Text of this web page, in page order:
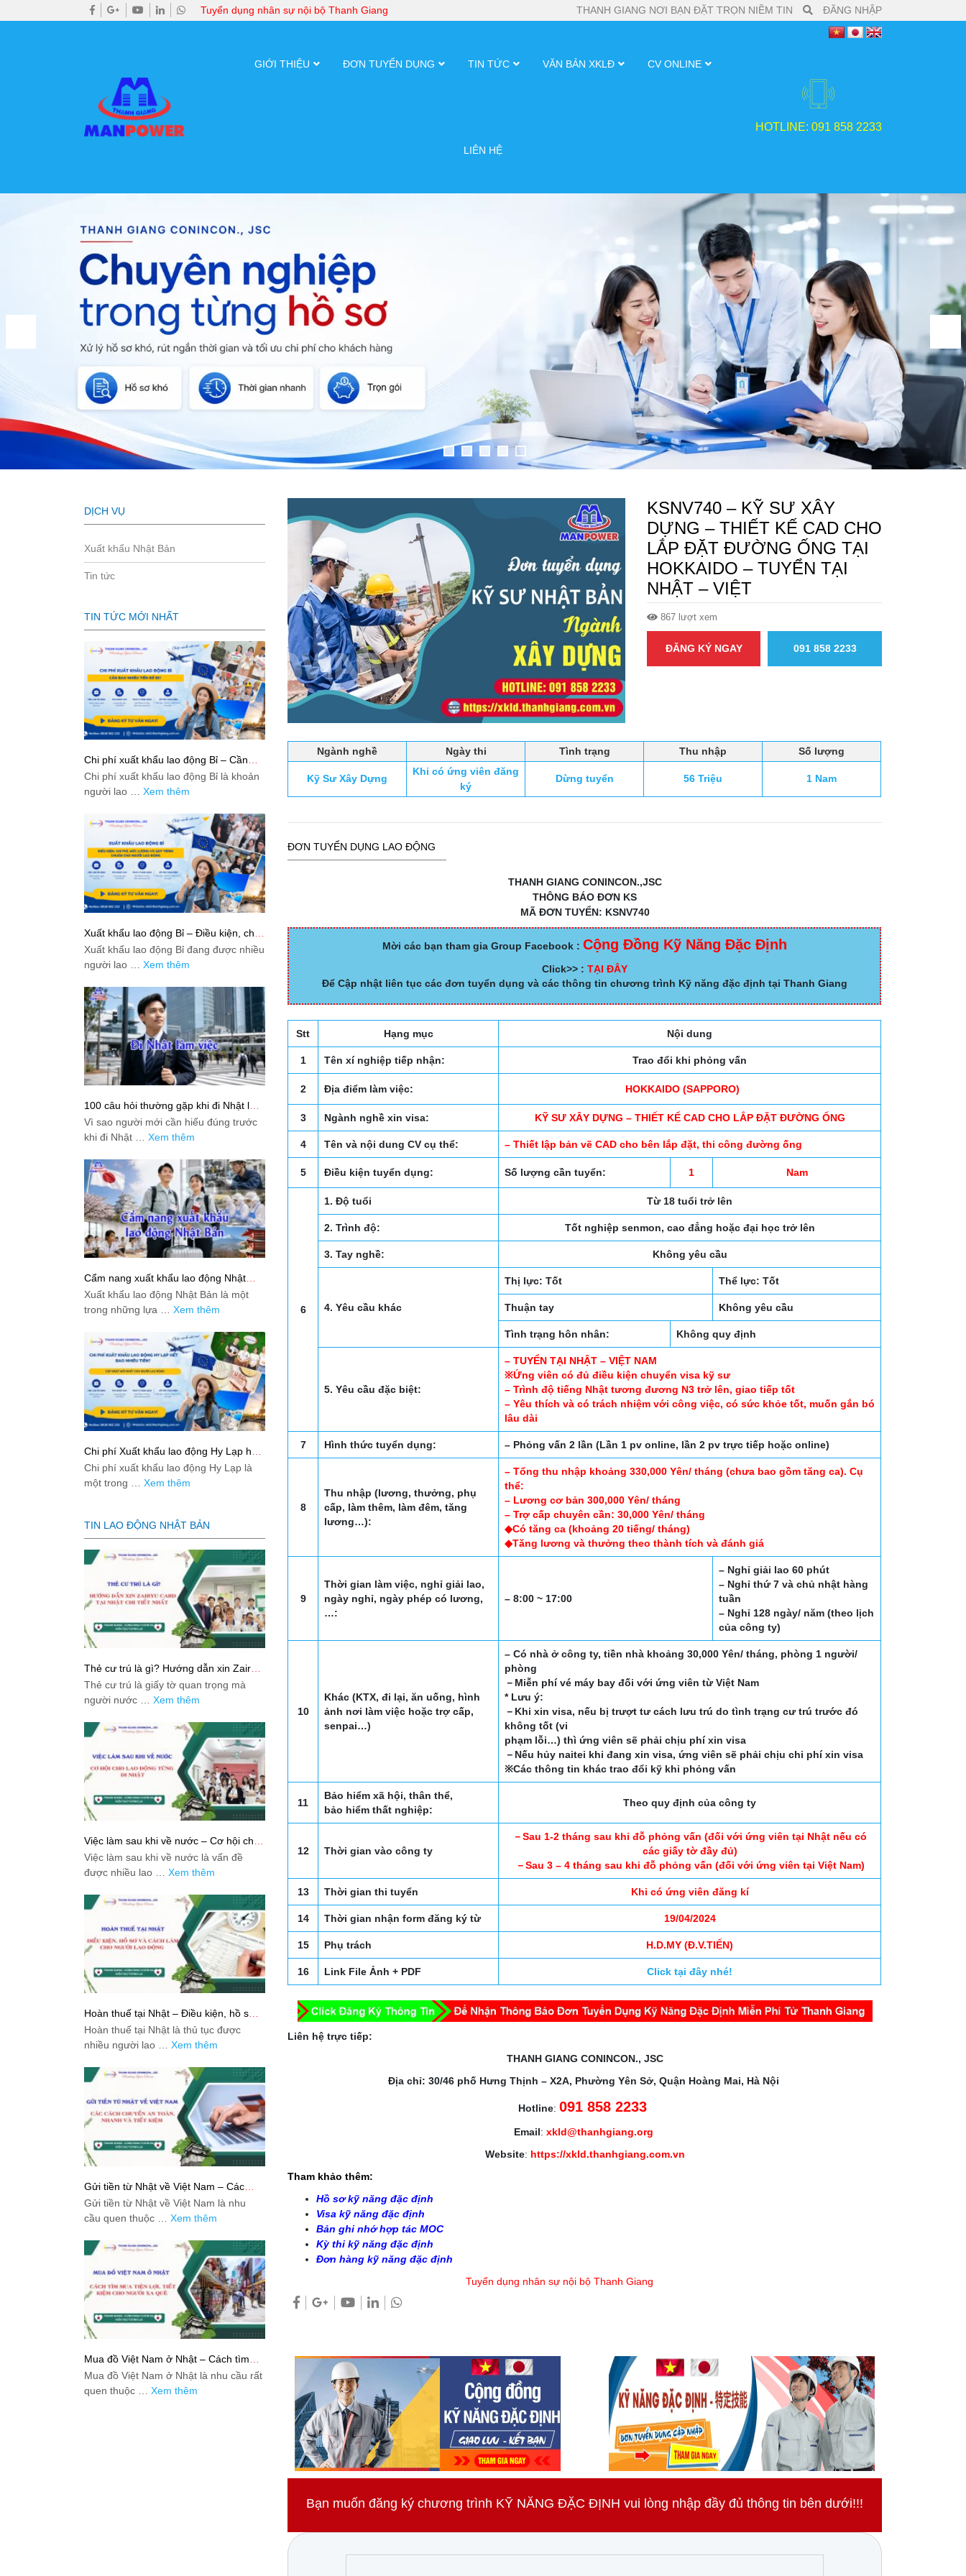
Tuyển dụng nhân sự nội bộ Thanh Giang THANH GIANG NƠI BẠN ĐẶT TRỌN NIỀM TIN ĐĂNG NHẬP
GIỚI THIỆU ĐƠN TUYỂN DỤNG TIN TỨC VĂN BẢN XKLĐ CV ONLINE
LIÊN HỆ
HOTLINE: 091 858 2233
KSNV740 – KỸ SƯ XÂY
DỰNG – THIẾT KẾ CAD CHO
LẮP ĐẶT ĐƯỜNG ỐNG TẠI
HOKKAIDO – TUYỂN TẠI
NHẬT – VIỆT
867 lượt xem
ĐĂNG KÝ NGAY 091 858 2233
Ngành nghề Ngày thi Tình trạng Thu nhập Số lượng
Kỹ Sư Xây Dựng
Khi có ứng viên đăng
ký
Dừng tuyển 56 Triệu 1 Nam
ĐƠN TUYỂN DỤNG LAO ĐỘNG
THANH GIANG CONINCON.,JSC
THÔNG BÁO ĐƠN KS
MÃ ĐƠN TUYỂN: KSNV740
Mời các bạn tham gia Group Facebook : Cộng Đồng Kỹ Năng Đặc Định
Click>> : TẠI ĐÂY
Để Cập nhật liên tục các đơn tuyển dụng và các thông tin chương trình Kỹ năng đặc định tại Thanh Giang
Stt Hạng mục Nội dung
1 Tên xí nghiệp tiếp nhận: Trao đổi khi phỏng vấn
2 Địa điểm làm việc: HOKKAIDO (SAPPORO)
3 Ngành nghề xin visa: KỸ SƯ XÂY DỰNG – THIẾT KẾ CAD CHO LẮP ĐẶT ĐƯỜNG ỐNG
4 Tên và nội dung CV cụ thể: – Thiết lập bản vẽ CAD cho bên lắp đặt, thi công đường ống
5 Điều kiện tuyển dụng: Số lượng cần tuyển: 1 Nam
6
1. Độ tuổi Từ 18 tuổi trở lên
2. Trình độ: Tốt nghiệp senmon, cao đẳng hoặc đại học trở lên
3. Tay nghề: Không yêu cầu
4. Yêu cầu khác
Thị lực: Tốt Thể lực: Tốt
Thuận tay Không yêu cầu
Tình trạng hôn nhân: Không quy định
5. Yêu cầu đặc biệt:
– TUYỂN TẠI NHẬT – VIỆT NAM
※Ứng viên có đủ điều kiện chuyển visa kỹ sư
– Trình độ tiếng Nhật tương đương N3 trở lên, giao tiếp tốt
– Yêu thích và có trách nhiệm với công việc, có sức khỏe tốt, muốn gắn bó
lâu dài
7 Hình thức tuyển dụng: – Phỏng vấn 2 lần (Lần 1 pv online, lần 2 pv trực tiếp hoặc online)
8
Thu nhập (lương, thưởng, phụ
cấp, làm thêm, làm đêm, tăng
lương…):
– Tổng thu nhập khoảng 330,000 Yên/ tháng (chưa bao gồm tăng ca). Cụ
thể:
– Lương cơ bản 300,000 Yên/ tháng
– Trợ cấp chuyên cần: 30,000 Yên/ tháng
◆Có tăng ca (khoảng 20 tiếng/ tháng)
◆Tăng lương và thưởng theo thành tích và đánh giá
9
Thời gian làm việc, nghỉ giải lao,
ngày nghỉ, ngày phép có lương,
…:
– 8:00 ~ 17:00
– Nghỉ giải lao 60 phút
– Nghỉ thứ 7 và chủ nhật hàng
tuần
– Nghỉ 128 ngày/ năm (theo lịch
của công ty)
10
Khác (KTX, đi lại, ăn uống, hình
ảnh nơi làm việc hoặc trợ cấp,
senpai…)
– Có nhà ở công ty, tiền nhà khoảng 30,000 Yên/ tháng, phòng 1 người/
phòng
－Miễn phí vé máy bay đối với ứng viên từ Việt Nam
* Lưu ý:
－Khi xin visa, nếu bị trượt tư cách lưu trú do tình trạng cư trú trước đó
không tốt (vi
phạm lỗi…) thì ứng viên sẽ phải chịu phí xin visa
－Nếu hủy naitei khi đang xin visa, ứng viên sẽ phải chịu chi phí xin visa
※Các thông tin khác trao đổi kỹ khi phỏng vấn
11
Bảo hiểm xã hội, thân thể,
bảo hiểm thất nghiệp:
Theo quy định của công ty
12 Thời gian vào công ty
－Sau 1-2 tháng sau khi đỗ phỏng vấn (đối với ứng viên tại Nhật nếu có
các giấy tờ đầy đủ)
－Sau 3 – 4 tháng sau khi đỗ phỏng vấn (đối với ứng viên tại Việt Nam)
13 Thời gian thi tuyển Khi có ứng viên đăng kí
14 Thời gian nhận form đăng ký từ 19/04/2024
15 Phụ trách H.D.MY (Đ.V.TIẾN)
16 Link File Ảnh + PDF Click tại đây nhé!
Liên hệ trực tiếp:
THANH GIANG CONINCON., JSC
Địa chỉ: 30/46 phố Hưng Thịnh – X2A, Phường Yên Sở, Quận Hoàng Mai, Hà Nội
Hotline:091 858 2233
Email: xkld@thanhgiang.org
Website: https://xkld.thanhgiang.com.vn
Tham khảo thêm:
Hồ sơ kỹ năng đặc định
Visa kỹ năng đặc định
Bản ghi nhớ hợp tác MOC
Kỳ thi kỹ năng đặc định
Đơn hàng kỹ năng đặc định
Tuyển dụng nhân sự nội bộ Thanh Giang
Bạn muốn đăng ký chương trình KỸ NĂNG ĐẶC ĐỊNH vui lòng nhập đầy đủ thông tin bên dưới!!!
DỊCH VỤ
Xuất khẩu Nhật Bản
Tin tức
TIN TỨC MỚI NHẤT
Chi phí xuất khẩu lao động Bỉ – Cần
bao nhiêu tiền để đi?
Chi phí xuất khẩu lao động Bỉ là khoản
người lao … Xem thêm
Xuất khẩu lao động Bỉ – Điều kiện, chi
phí, mức lương và quy trình chuẩn cho
người lao động
Xuất khẩu lao động Bỉ đang được nhiều
người lao … Xem thêm
100 câu hỏi thường gặp khi đi Nhật làm
việc: Giải đáp thật dễ hiểu cho người
mới bắt đầu
Vì sao người mới cần hiểu đúng trước
khi đi Nhật … Xem thêm
Cẩm nang xuất khẩu lao động Nhật
Bản từ A-Z
Xuất khẩu lao động Nhật Bản là một
trong những lựa … Xem thêm
Chi phí Xuất khẩu lao động Hy Lạp hết
bao nhiêu tiền? Cập nhật mới nhất
2026
Chi phí xuất khẩu lao động Hy Lạp là
một trong … Xem thêm
TIN LAO ĐỘNG NHẬT BẢN
Thẻ cư trú là gì? Hướng dẫn xin Zairyu
Card tại Nhật chi tiết nhất
Thẻ cư trú là giấy tờ quan trọng mà
người nước … Xem thêm
Việc làm sau khi về nước – Cơ hội cho
lao động từng đi Nhật
Việc làm sau khi về nước là vấn đề
được nhiều lao … Xem thêm
Hoàn thuế tại Nhật – Điều kiện, hồ sơ
và cách làm cho người lao động
Hoàn thuế tại Nhật là thủ tục được
nhiều người lao … Xem thêm
Gửi tiền từ Nhật về Việt Nam – Các
cách chuyển an toàn, nhanh và tiết
kiệm
Gửi tiền từ Nhật về Việt Nam là nhu
cầu quen thuộc … Xem thêm
Mua đồ Việt Nam ở Nhật – Cách tìm
mua tiện lợi, tiết kiệm cho người xa quê
Mua đồ Việt Nam ở Nhật là nhu cầu rất
quen thuộc … Xem thêm